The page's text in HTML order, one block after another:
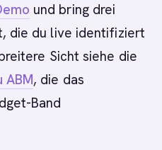
und bring drei
die du live identifiziert
Sicht siehe die
, die das
Band